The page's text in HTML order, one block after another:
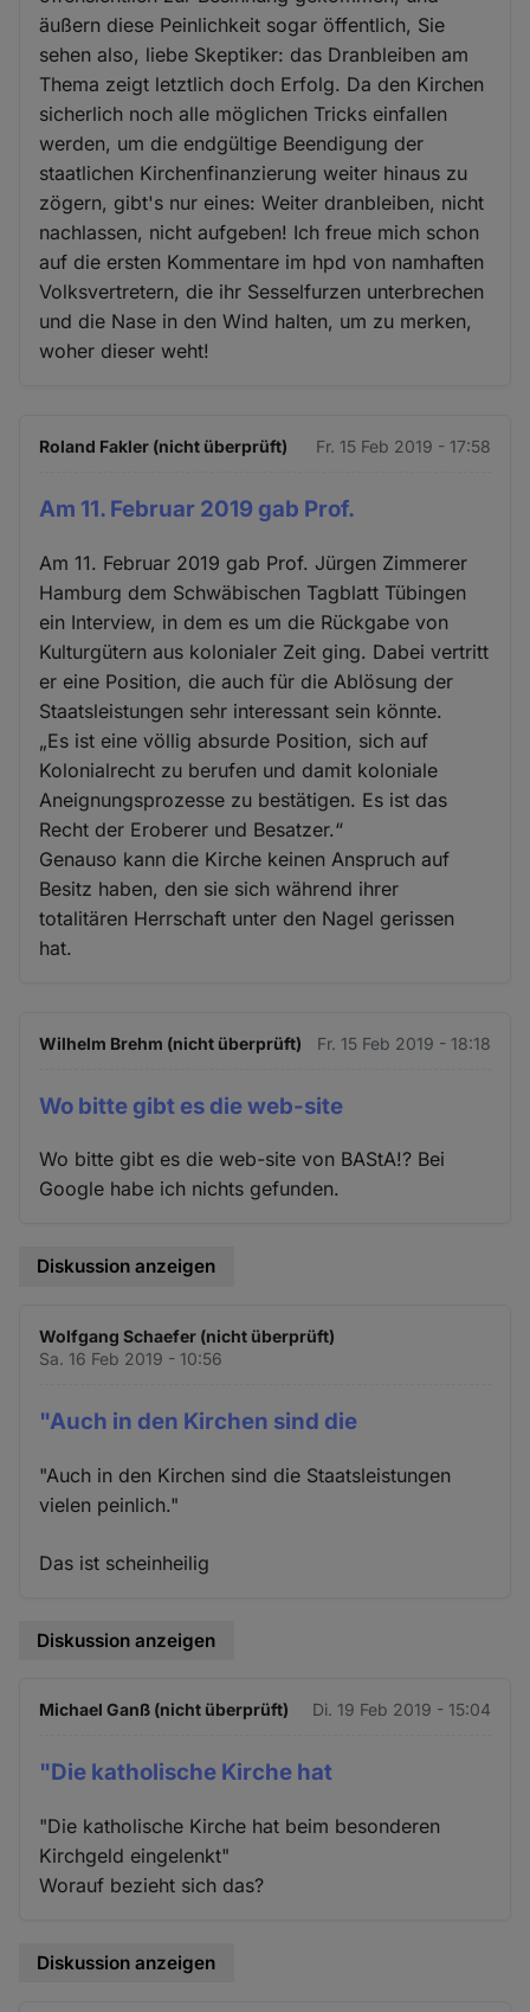
äußern diese Peinlichkeit sogar öffentlich, Sie
sehen also, liebe Skeptiker: das Dranbleiben am
Thema zeigt letztlich doch Erfolg. Da den Kirchen
sicherlich noch alle möglichen Tricks einfallen
werden, um die endgültige Beendigung der
staatlichen Kirchenfinanzierung weiter hinaus zu
zögern, gibt's nur eines: Weiter dranbleiben, nicht
nachlassen, nicht aufgeben! Ich freue mich schon
auf die ersten Kommentare im hpd von namhaften
Volksvertretern, die ihr Sesselfurzen unterbrechen
und die Nase in den Wind halten, um zu merken,
woher dieser weht!
Roland Fakler (nicht überprüft) Fr. 15 Feb 2019 - 17:58
Am 11. Februar 2019 gab Prof.
Am 11. Februar 2019 gab Prof. Jürgen Zimmerer
Hamburg dem Schwäbischen Tagblatt Tübingen
ein Interview, in dem es um die Rückgabe von
Kulturgütern aus kolonialer Zeit ging. Dabei vertritt
er eine Position, die auch für die Ablösung der
Staatsleistungen sehr interessant sein könnte.
„Es ist eine völlig absurde Position, sich auf
Kolonialrecht zu berufen und damit koloniale
Aneignungsprozesse zu bestätigen. Es ist das
Recht der Eroberer und Besatzer.“
Genauso kann die Kirche keinen Anspruch auf
Besitz haben, den sie sich während ihrer
totalitären Herrschaft unter den Nagel gerissen
hat.
Wilhelm Brehm (nicht überprüft) Fr. 15 Feb 2019 - 18:18
Wo bitte gibt es die web-site
Wo bitte gibt es die web-site von BAStA!? Bei
Google habe ich nichts gefunden.
Diskussion anzeigen
Wolfgang Schaefer (nicht überprüft)
Sa. 16 Feb 2019 - 10:56
"Auch in den Kirchen sind die
"Auch in den Kirchen sind die Staatsleistungen
vielen peinlich."
Das ist scheinheilig
Diskussion anzeigen
Michael Ganß (nicht überprüft) Di. 19 Feb 2019 - 15:04
"Die katholische Kirche hat
"Die katholische Kirche hat beim besonderen
Kirchgeld eingelenkt"
Worauf bezieht sich das?
Diskussion anzeigen